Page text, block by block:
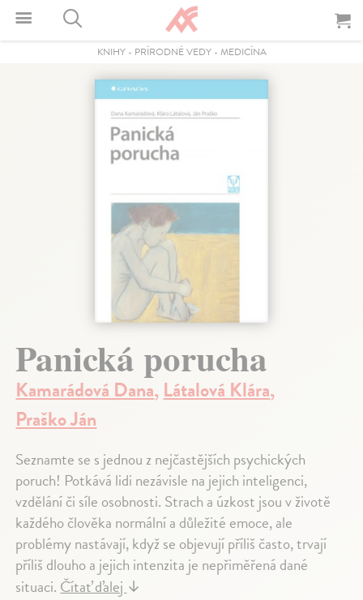
KNIHY- PRÍRODNÉ VEDY- MEDICÍNA
Panická porucha
Kamarádová Dana,Látalová Klára,
Praško Ján
Seznamte se s jednou z nejčastějších psychických
poruch! Potkává lidi nezávisle na jejich inteligenci,
vzdělání či síle osobnosti. Strach a úzkost jsou v životě
každého člověka normální a důležité emoce, ale
problémy nastávají, když se objevují příliš často, trvají
příliš dlouho a jejich intenzita je nepřiměřená dané
situaci.Čítať ďalej↓